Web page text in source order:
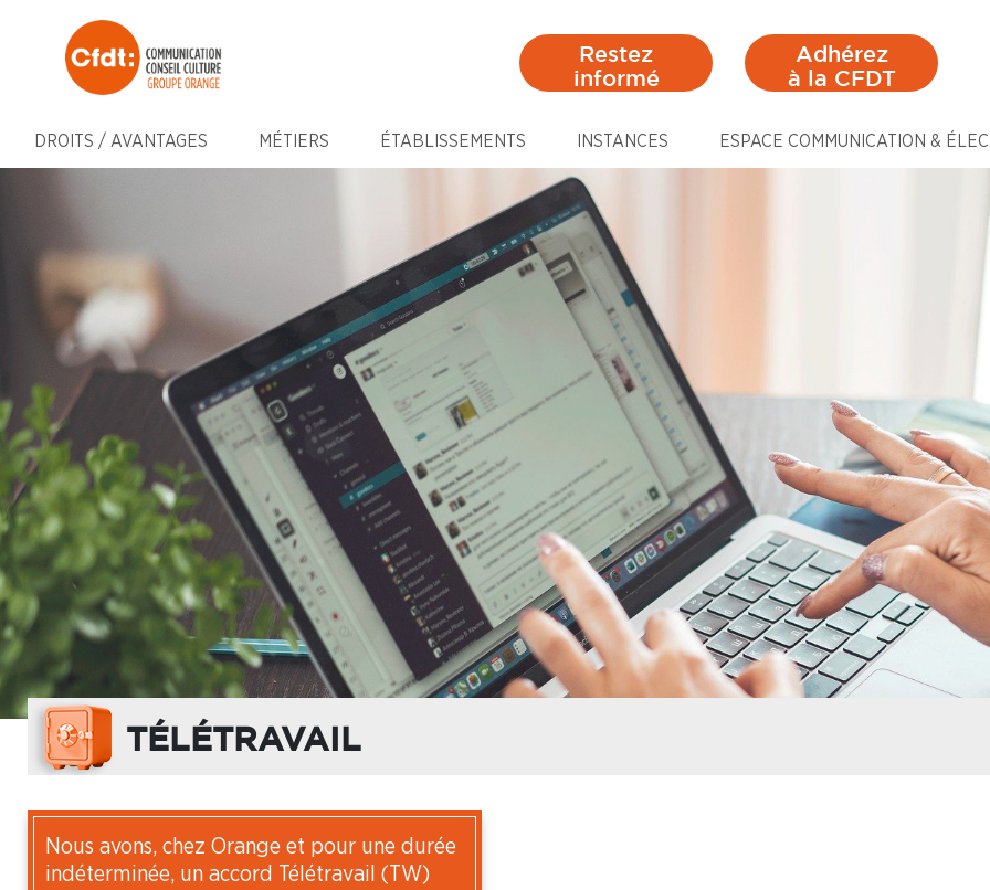
Restez
informé
Adhérez
à la CFDT
DROITS / AVANTAGES MÉTIERS ÉTABLISSEMENTS INSTANCES ESPACE COMMUNICATION &
TÉLÉTRAVAIL
Nous avons, chez Orange et pour une durée
indéterminée, un accord Télétravail (TW)